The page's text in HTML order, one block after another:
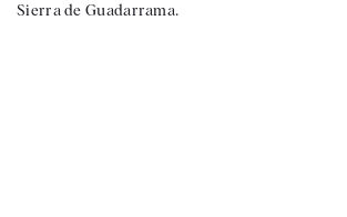
Sierra de Guadarrama.